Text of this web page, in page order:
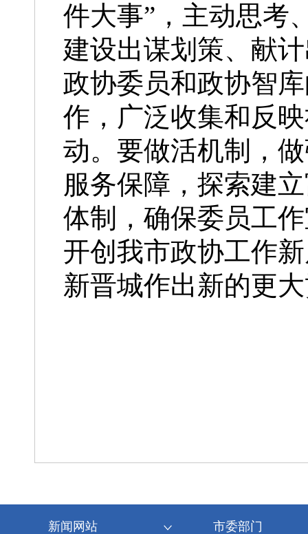
件大事”，主动思考
建设出谋划策、献
政协委员和政协智
作，广泛收集和反
动。要做活机制，
服务保障，探索建
体制，确保委员工
开创我市政协工作
新晋城作出新的更
新闻网站 市委部门